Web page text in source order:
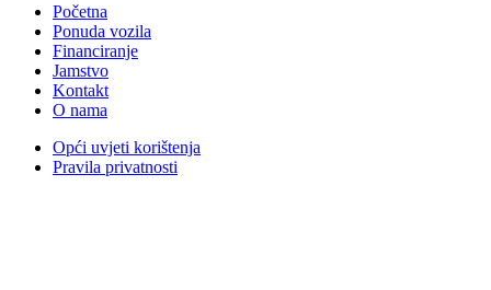
Početna
Ponuda vozila
Financiranje
Jamstvo
Kontakt
O nama
Opći uvjeti korištenja
Pravila privatnosti